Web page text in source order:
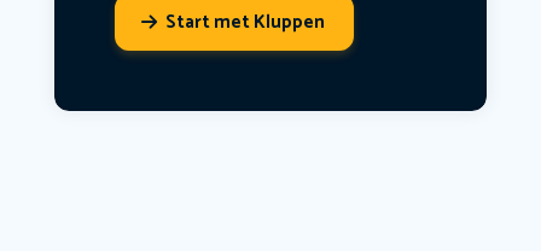
Start met Kluppen